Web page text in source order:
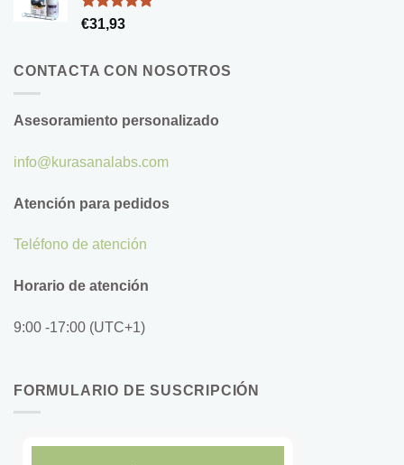
Valorado
€31,93
CONTACTA CON NOSOTROS
Asesoramiento personalizado
info@kurasanalabs.com
Atención para pedidos
Teléfono de atención
Horario de atención
9:00 -17:00 (UTC+1)
FORMULARIO DE SUSCRIPCIÓN